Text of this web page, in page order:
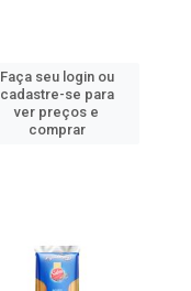
Faça seu login ou
cadastre-se para
ver preços e
comprar